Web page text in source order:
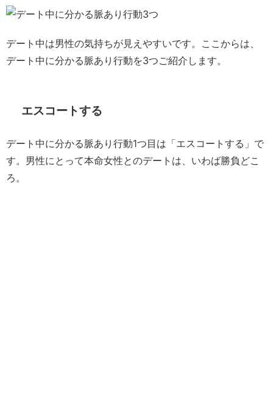
デート中は男性の気持ちが見えやすいです。ここからは、
デート中に分かる脈あり行動を3つご紹介します。
エスコートする
デート中に分かる脈あり行動1つ目は「エスコートする」で
す。男性にとって本命女性とのデートは、いわば勝負どこ
ろ。